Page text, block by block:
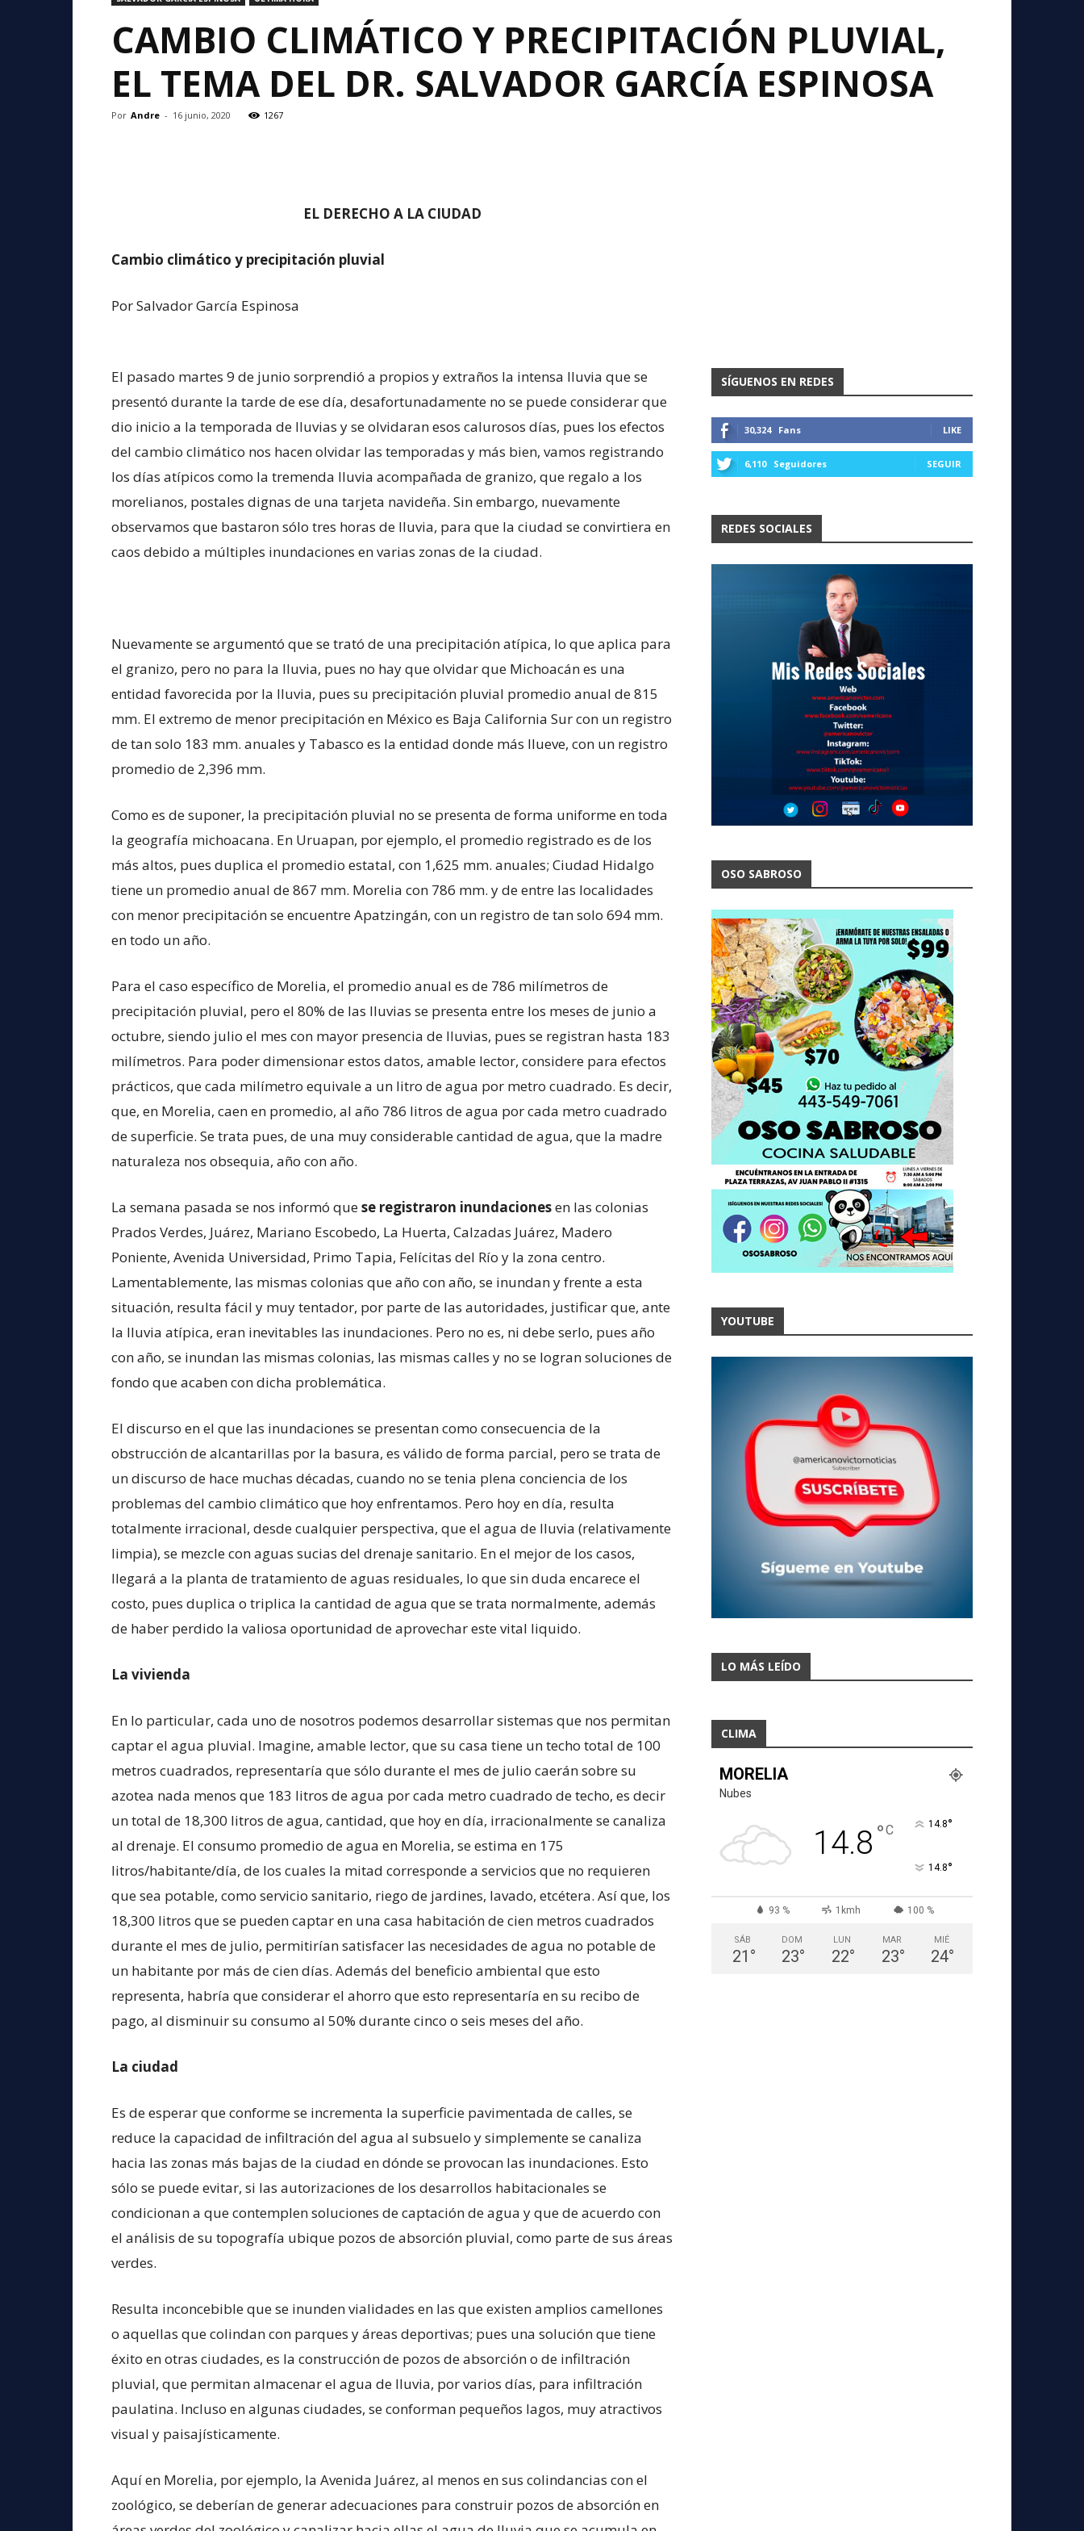
CAMBIO CLIMÁTICO Y PRECIPITACIÓN PLUVIAL,
EL TEMA DEL DR. SALVADOR GARCÍA ESPINOSA
Por Andre - 16 junio, 2020 1267
EL DERECHO A LA CIUDAD
Cambio climático y precipitación pluvial
Por Salvador García Espinosa
El pasado martes 9 de junio sorprendió a propios y extraños la intensa lluvia que se
presentó durante la tarde de ese día, desafortunadamente no se puede considerar que
dio inicio a la temporada de lluvias y se olvidaran esos calurosos días, pues los efectos
del cambio climático nos hacen olvidar las temporadas y más bien, vamos registrando
los días atípicos como la tremenda lluvia acompañada de granizo, que regalo a los
morelianos, postales dignas de una tarjeta navideña. Sin embargo, nuevamente
observamos que bastaron sólo tres horas de lluvia, para que la ciudad se convirtiera en
caos debido a múltiples inundaciones en varias zonas de la ciudad.
Nuevamente se argumentó que se trató de una precipitación atípica, lo que aplica para
el granizo, pero no para la lluvia, pues no hay que olvidar que Michoacán es una
entidad favorecida por la lluvia, pues su precipitación pluvial promedio anual de 815
mm. El extremo de menor precipitación en México es Baja California Sur con un registro
de tan solo 183 mm. anuales y Tabasco es la entidad donde más llueve, con un registro
promedio de 2,396 mm.
Como es de suponer, la precipitación pluvial no se presenta de forma uniforme en toda
la geografía michoacana. En Uruapan, por ejemplo, el promedio registrado es de los
más altos, pues duplica el promedio estatal, con 1,625 mm. anuales; Ciudad Hidalgo
tiene un promedio anual de 867 mm. Morelia con 786 mm. y de entre las localidades
con menor precipitación se encuentre Apatzingán, con un registro de tan solo 694 mm.
en todo un año.
Para el caso específico de Morelia, el promedio anual es de 786 milímetros de
precipitación pluvial, pero el 80% de las lluvias se presenta entre los meses de junio a
octubre, siendo julio el mes con mayor presencia de lluvias, pues se registran hasta 183
milímetros. Para poder dimensionar estos datos, amable lector, considere para efectos
prácticos, que cada milímetro equivale a un litro de agua por metro cuadrado. Es decir,
que, en Morelia, caen en promedio, al año 786 litros de agua por cada metro cuadrado
de superficie. Se trata pues, de una muy considerable cantidad de agua, que la madre
naturaleza nos obsequia, año con año.
La semana pasada se nos informó quese registraron inundacionesen las colonias
Prados Verdes, Juárez, Mariano Escobedo, La Huerta, Calzadas Juárez, Madero
Poniente, Avenida Universidad, Primo Tapia, Felícitas del Río y la zona centro.
Lamentablemente, las mismas colonias que año con año, se inundan y frente a esta
situación, resulta fácil y muy tentador, por parte de las autoridades, justificar que, ante
la lluvia atípica, eran inevitables las inundaciones. Pero no es, ni debe serlo, pues año
con año, se inundan las mismas colonias, las mismas calles y no se logran soluciones de
fondo que acaben con dicha problemática.
El discurso en el que las inundaciones se presentan como consecuencia de la
obstrucción de alcantarillas por la basura, es válido de forma parcial, pero se trata de
un discurso de hace muchas décadas, cuando no se tenia plena conciencia de los
problemas del cambio climático que hoy enfrentamos. Pero hoy en día, resulta
totalmente irracional, desde cualquier perspectiva, que el agua de lluvia (relativamente
limpia), se mezcle con aguas sucias del drenaje sanitario. En el mejor de los casos,
llegará a la planta de tratamiento de aguas residuales, lo que sin duda encarece el
costo, pues duplica o triplica la cantidad de agua que se trata normalmente, además
de haber perdido la valiosa oportunidad de aprovechar este vital liquido.
La vivienda
En lo particular, cada uno de nosotros podemos desarrollar sistemas que nos permitan
captar el agua pluvial. Imagine, amable lector, que su casa tiene un techo total de 100
metros cuadrados, representaría que sólo durante el mes de julio caerán sobre su
azotea nada menos que 183 litros de agua por cada metro cuadrado de techo, es decir
un total de 18,300 litros de agua, cantidad, que hoy en día, irracionalmente se canaliza
al drenaje. El consumo promedio de agua en Morelia, se estima en 175
litros/habitante/día, de los cuales la mitad corresponde a servicios que no requieren
que sea potable, como servicio sanitario, riego de jardines, lavado, etcétera. Así que, los
18,300 litros que se pueden captar en una casa habitación de cien metros cuadrados
durante el mes de julio, permitirían satisfacer las necesidades de agua no potable de
un habitante por más de cien días. Además del beneficio ambiental que esto
representa, habría que considerar el ahorro que esto representaría en su recibo de
pago, al disminuir su consumo al 50% durante cinco o seis meses del año.
La ciudad
Es de esperar que conforme se incrementa la superficie pavimentada de calles, se
reduce la capacidad de infiltración del agua al subsuelo y simplemente se canaliza
hacia las zonas más bajas de la ciudad en dónde se provocan las inundaciones. Esto
sólo se puede evitar, si las autorizaciones de los desarrollos habitacionales se
condicionan a que contemplen soluciones de captación de agua y que de acuerdo con
el análisis de su topografía ubique pozos de absorción pluvial, como parte de sus áreas
verdes.
Resulta inconcebible que se inunden vialidades en las que existen amplios camellones
o aquellas que colindan con parques y áreas deportivas; pues una solución que tiene
éxito en otras ciudades, es la construcción de pozos de absorción o de infiltración
pluvial, que permitan almacenar el agua de lluvia, por varios días, para infiltración
paulatina. Incluso en algunas ciudades, se conforman pequeños lagos, muy atractivos
visual y paisajísticamente.
Aquí en Morelia, por ejemplo, la Avenida Juárez, al menos en sus colindancias con el
zoológico, se deberían de generar adecuaciones para construir pozos de absorción en
SÍGUENOS EN REDES
30,324 Fans LIKE
6,110 Seguidores SEGUIR
REDES SOCIALES
OSO SABROSO
YOUTUBE
LO MÁS LEÍDO
CLIMA
MORELIA
Nubes
14.8 °C 14.8°
14.8°
93 % 1kmh 100 %
SÁB
21 °
DOM
23°
LUN
22°
MAR
23°
MIÉ
24°